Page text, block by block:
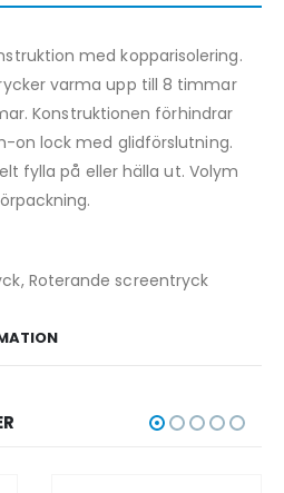
med kopparisolering.
varma upp till 8 timmar
Konstruktionen förhindrar
on lock med glidförslutning.
fylla på eller hälla ut. Volym
Roterande screentryck